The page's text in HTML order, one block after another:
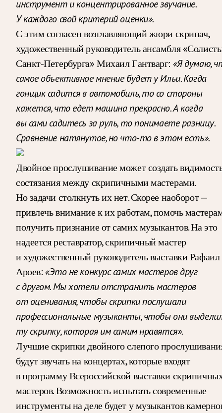
инструмент и концентрированное звучание.
У каждого свой критерий оценки».
С этим согласен возглавляющий жюри скрипач,
художественный руководитель ансамбля
Санкт-Петербурга» Михаил Гантварг: «Я думаю,
самое объективное мнение будет у Ильи. Когда
гонщик садится в автомобиль, то со стороны
кажется, что едет машина прекрасно. А когда
вы сами садитесь за руль, то понимаете разницу.
Сравнение натянутое, но что-то в этом есть».
Двойное прослушивание может создать
состязания между скрипичными мастерами.
Но задачи столкнуть их нет. Скорее наоборот —
привлечь внимание к их работам, помочь
получить признание от самих музыкантов. На это
надеется реставратор, скрипичный мастер
и художественный руководитель выставки Рафаил
Ароев: «Это не конкурс самих мастеров друг
с другом. Мы хотели отстранить мастеров
от оценивания, чтобы скрипки послушали
профессиональные музыканты, чтобы они
ту скрипку, которая им самим нравятся».
Лучшие скрипки двойного слепого
будут звучать на концертах, которые входят
в программу Всероссийской выставки
мастеров. Возможность испытать современные
инструменты на деле будет у музыкантов